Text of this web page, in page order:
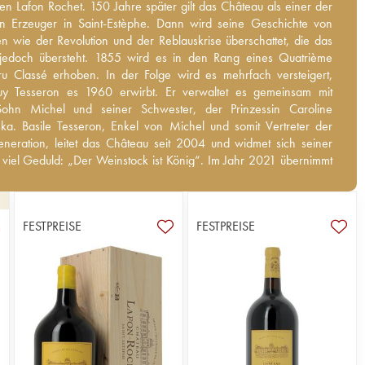
Lafon Rochet. 150 Jahre später gilt das Château als einer der
Erzeuger in Saint-Estèphe. Dann wird seine Geschichte von
wie der Revolution und der Reblauskrise überschattet, die das
übersteht. 1855 wird es in den Rang eines Quatrième Grand
erhoben. In der Folge wird es mehrfach versteigert, bevor Guy
1960 erwirbt. Er verwaltet es gemeinsam mit seinem Sohn
seiner Schwester, der Prinzessin Caroline Poniatowska. Basile
Enkel von Michel und somit Vertreter der neuen Generation, leitet
seit 2004 und widmet sich seiner Arbeit mit viel Geduld: „Der
ist König“. Im Jahr 2021 übernimmt Jacky Lorenzetti, bereits
Lafon Rochet. 150 Jahre später gilt das Château als einer der
Erzeuger in Saint-Estèphe. Dann wird seine Geschichte von
wie der Revolution und der Reblauskrise überschattet, die das
übersteht. 1855 wird es in den Rang eines Quatrième
Classé erhoben. In der Folge wird es mehrfach versteigert,
Tesseron es 1960 erwirbt. Er verwaltet es gemeinsam mit
Michel und seiner Schwester, der Prinzessin Caroline
Basile Tesseron, Enkel von Michel und somit Vertreter der
leitet das Château seit 2004 und widmet sich seiner
Geduld: „Der Weinstock ist König“. Im Jahr 2021 übernimmt
das Weingut. Infolgd
FESTPREISE FESTPREISE